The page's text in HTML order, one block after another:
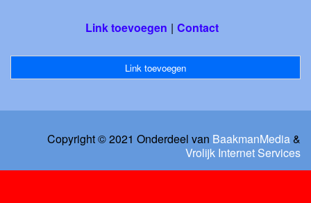
Link toevoegen Contact
Link toevoegen
Copyright © 2021 Onderdeel van BaakmanMedia&
Vrolijk Internet Services